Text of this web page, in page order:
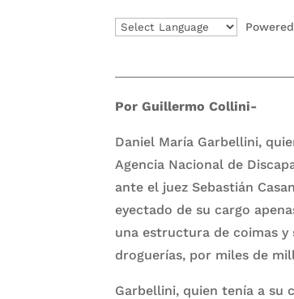
Por Guillermo Collini-
Daniel María Garbellini,
Agencia Nacional de
ante el juez Sebastián
eyectado de su cargo
una estructura de coimas
droguerías, por miles de
Garbellini, quien tenía a su